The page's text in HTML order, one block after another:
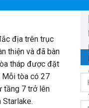
địa trên trục
thiện và đã bàn
tháp được đặt
Mỗi tòa có 27
tầng 7 trở lên